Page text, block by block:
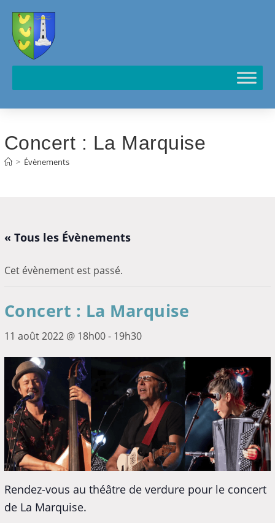
Concert : La Marquise
> Évènements
« Tous les Évènements
Cet évènement est passé.
Concert : La Marquise
11 août 2022 @ 18h00- 19h30
Rendez-vous au théâtre de verdure pour le concert
de La Marquise.